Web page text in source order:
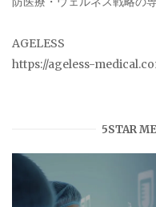
AGELESS
https://ageless-
5STAR